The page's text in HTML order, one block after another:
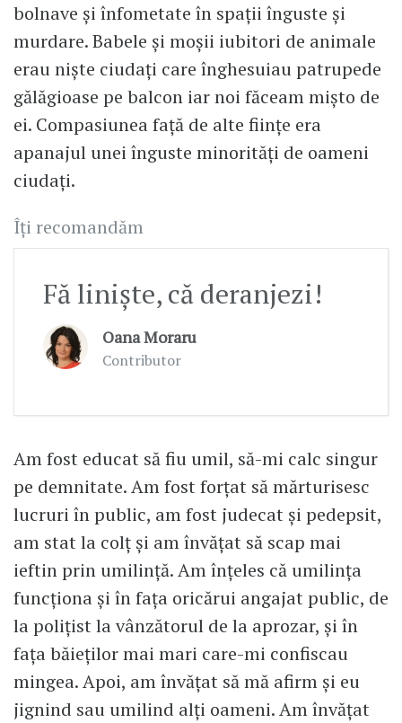
bolnave și înfometate în spații înguste și
murdare. Babele și moșii iubitori de animale
erau niște ciudați care înghesuiau patrupede
gălăgioase pe balcon iar noi făceam mișto de
ei. Compasiunea față de alte ființe era
apanajul unei înguste minorități de oameni
ciudați.
Îți recomandăm
Fă liniște, că deranjezi!
Oana Moraru
Contributor
Am fost educat să fiu umil, să-mi calc singur
pe demnitate. Am fost forțat să mărturisesc
lucruri în public, am fost judecat și pedepsit,
am stat la colț și am învățat să scap mai
ieftin prin umilință. Am înțeles că umilința
funcționa și în fața oricărui angajat public, de
la polițist la vânzătorul de la aprozar, și în
fața băieților mai mari care-mi confiscau
mingea. Apoi, am învățat să mă afirm și eu
jignind sau umilind alți oameni. Am învățat